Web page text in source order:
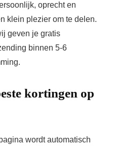
oprecht en
klein plezier om te delen.
geven je gratis
binnen 5-6
kortingen op
wordt automatisch